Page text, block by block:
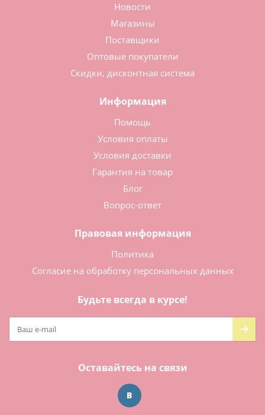
Новости
Магазины
Поставщики
Оптовые покупатели
Скидки, дисконтная система
Информация
Помощь
Условия оплаты
Условия доставки
Гарантия на товар
Блог
Вопрос-ответ
Правовая информация
Политика
Согласие на обработку персональных данных
Будьте всегда в курсе!
Оставайтесь на связи